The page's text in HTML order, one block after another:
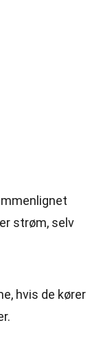
strøm, selv
hvis de kører